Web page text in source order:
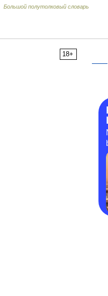
Большой полутолковый словарь
18+